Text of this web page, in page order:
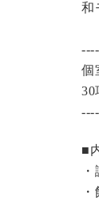
和
個
30
■